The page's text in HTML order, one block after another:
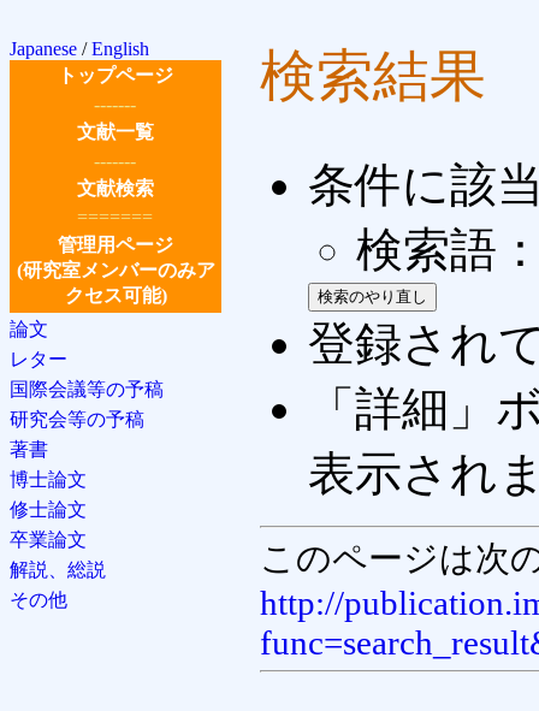
Japanese /English
トップページ
-------
文献一覧
-------
文献検索
=======
管理用ページ
(研究室メンバーのみア
クセス可能)
論文
レター
国際会議等の予稿
研究会等の予稿
著書
博士論文
修士論文
卒業論文
解説、総説
その他
検索結果
条件に該
検索語
登録され
「詳細」
表示され
このページは次
http://